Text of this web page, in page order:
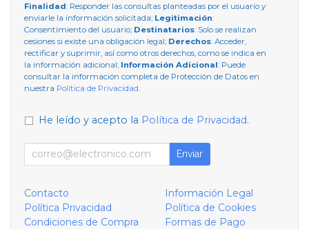
Finalidad: Responder las consultas planteadas por el usuario y
enviarle la información solicitada; Legitimación:
Consentimiento del usuario; Destinatarios: Solo se realizan
cesiones si existe una obligación legal; Derechos: Acceder,
rectificar y suprimir, así como otros derechos, como se indica en
la información adicional; Información Adicional: Puede
consultar la información completa de Protección de Datos en
nuestra Política de Privacidad.
He leído y acepto la Política de Privacidad.
Enviar
Contacto
Información Legal
Política Privacidad
Política de Cookies
Condiciones de Compra
Formas de Pago